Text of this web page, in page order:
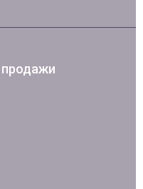
продажи